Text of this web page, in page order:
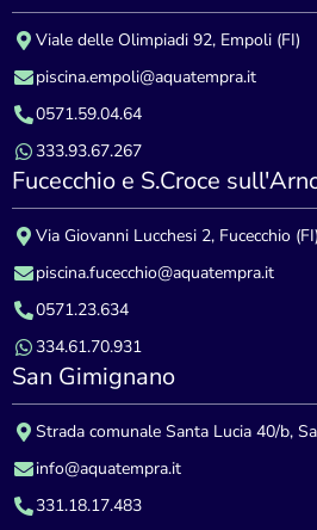
Viale delle Olimpiadi 92, Empoli (FI)
piscina.empoli@aquatempra.it
0571.59.04.64
333.93.67.267
Fucecchio e S.Croce
Via Giovanni Lucchesi 2, Fucecchio (FI)
piscina.fucecchio@aquatempra.it
0571.23.634
334.61.70.931
San Gimignano
Strada comunale Santa Lucia 40/b,
info@aquatempra.it
331.18.17.483